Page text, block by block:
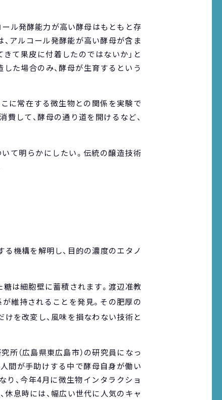
ール発酵能力が高い酵母はもともと存
アルコール発酵能が高い酵母が含ま
て果皮に付着したのではないか」と
た場合のみ、酵母が生育するという
に常在する微生物との関係を実験で
して、酵母の通り道を開けるなど、
て明らかにしたい。伝統の醸造技術
機構を解明し、目的の濃度のエタノ
糖は細胞壁に蓄積されます。渡辺准教
維持されることを発見。その肥厚の
を改変し、風味を損なわない技術と
（広島県東広島市）の研究員になっ
間が手助けする中で酵母自身が働い
り、今年4月に微生物インタラクショ
息時には、幅広い世代に人気のキャ